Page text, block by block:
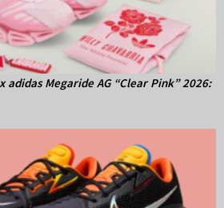
adidas Megaride AG “Clear Pink” 2026: